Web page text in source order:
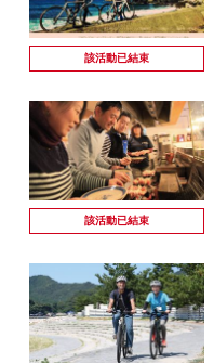
該活動已結束
該活動已結束